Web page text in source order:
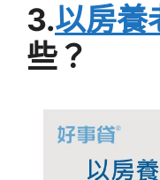
3.以房養
些？